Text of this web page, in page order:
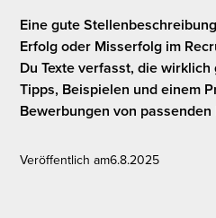
Eine gute
Erfolg oder Misserfolg im
Du Texte verfasst, die
Tipps, Beispielen und einem
Bewerbungen von
Veröffentlich am6.8.2025